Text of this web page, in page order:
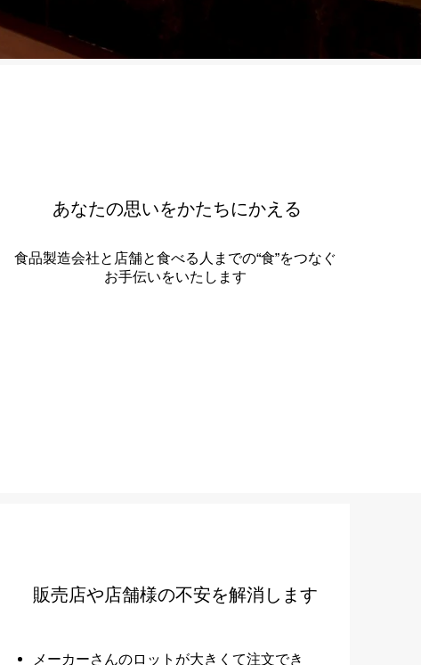
あなたの思いをかたちにかえる
食品製造会社と店舗と食べる人までの“食”をつなぐ
お手伝いをいたします
販売店や店舗様の不安を解消します
メーカーさんのロットが大きくて注文でき